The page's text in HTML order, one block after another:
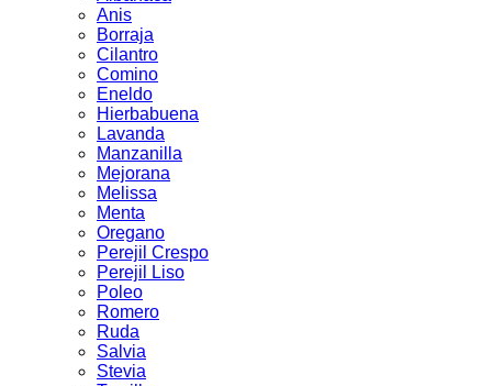
Anis
Borraja
Cilantro
Comino
Eneldo
Hierbabuena
Lavanda
Manzanilla
Mejorana
Melissa
Menta
Oregano
Perejil Crespo
Perejil Liso
Poleo
Romero
Ruda
Salvia
Stevia